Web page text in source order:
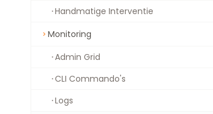
Handmatige Interventie
Monitoring
Admin Grid
CLI Commando's
Logs